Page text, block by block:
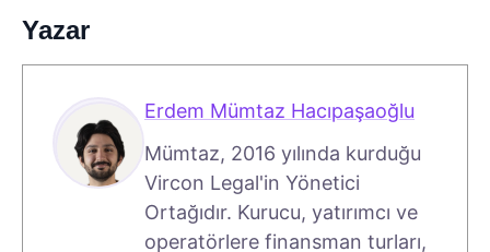
Yazar
Erdem Mümtaz Hacıpaşaoğlu
Mümtaz, 2016 yılında kurduğu
Vircon Legal'in Yönetici
Ortağıdır. Kurucu, yatırımcı ve
operatörlere finansman turları,